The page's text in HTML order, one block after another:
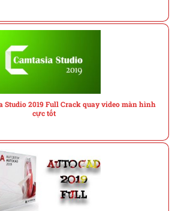
Studio 2019 Full Crack quay video màn hình
cực tốt